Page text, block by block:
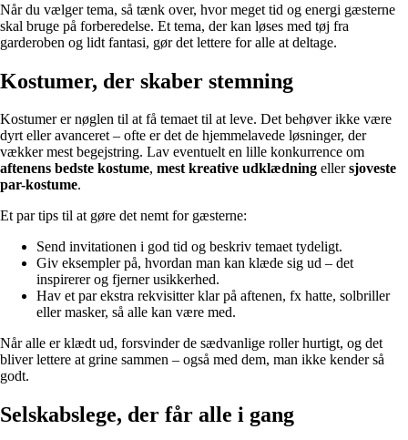
Når du vælger tema, så tænk over, hvor meget tid og energi gæsterne
skal bruge på forberedelse. Et tema, der kan løses med tøj fra
garderoben og lidt fantasi, gør det lettere for alle at deltage.
Kostumer, der skaber stemning
Kostumer er nøglen til at få temaet til at leve. Det behøver ikke være
dyrt eller avanceret – ofte er det de hjemmelavede løsninger, der
vækker mest begejstring. Lav eventuelt en lille konkurrence om
aftenens bedste kostume, mest kreative udklædning ellersjoveste
par-kostume.
Et par tips til at gøre det nemt for gæsterne:
Send invitationen i god tid og beskriv temaet tydeligt.
Giv eksempler på, hvordan man kan klæde sig ud – det
inspirerer og fjerner usikkerhed.
Hav et par ekstra rekvisitter klar på aftenen, fx hatte, solbriller
eller masker, så alle kan være med.
Når alle er klædt ud, forsvinder de sædvanlige roller hurtigt, og det
bliver lettere at grine sammen – også med dem, man ikke kender så
godt.
Selskabslege, der får alle i gang